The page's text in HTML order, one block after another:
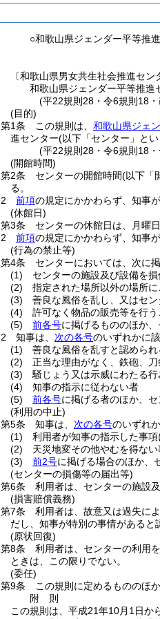
○和歌山県ジェンダー平等推
〔和歌山県男女共生社会推進セ
和歌山県ジェンダー平等推進
(平22規則28・令6規則18
(目的)
第1条
この規則は、 和歌山県ジェ
進センター(以下「センター」と
(平22規則28・令6規則18
(開館時間)
第2条
センターの開館時間(以下「
る。
2
前項の規定にかかわらず、知事
(休館日)
第3条
センターの休館日は、月曜
2
前項の規定にかかわらず、知事
(行為の禁止等)
第4条
センターにおいては、次に
(1)
センターの施設及び設備を損
(2)
指定された場所以外の場所
(3)
善良な風俗を乱し、又はセ
(4)
許可なく物品の販売等を行う
(5)
前各号に掲げるもののほか
2
知事は、 次の各号のいずれかに
(1)
善良な風俗を乱すと認めら
(2)
正当な理由がなく、鉄砲、
(3)
騒じょう又は示威にわたる
(4)
知事の指示に従わない者
(5)
前各号に掲げる者のほか、
(利用の中止)
第5条
知事は、 次の各号のいずれ
(1)
利用者が知事の指示した事項
(2)
天災地変その他やむを得な
(3)
前2号に掲げる場合のほか、
(センターの損傷等の届出等)
第6条
利用者は、センターの施設
(損害賠償義務)
第7条
利用者は、故意又は過失に
だし、知事が特別の事情があると
(原状回復)
第8条
利用者は、センターの利用
ときは、この限りでない。
(委任)
第9条
この規則に定めるもののほ
附 則
この規則は、平成21年10月1日か